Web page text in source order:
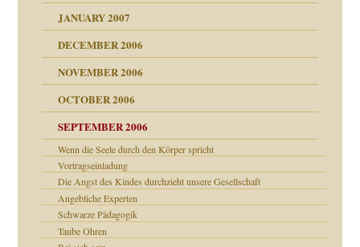
JANUARY 2007
DECEMBER 2006
NOVEMBER 2006
OCTOBER 2006
SEPTEMBER 2006
Wenn die Seele durch den Körper spricht
Vortragseinladung
Die Angst des Kindes durchzieht unsere Gesellschaft
Angebliche Experten
Schwarze Pädagogik
Taube Ohren